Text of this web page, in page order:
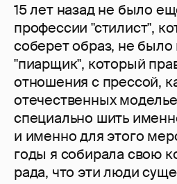
15 лет назад не было
профессии "стилист",
соберет образ, не
"пиарщик", который
отношения с прессой,
отечественных
специально шить
и именно для этого
годы я собирала свою
рада, что эти люди